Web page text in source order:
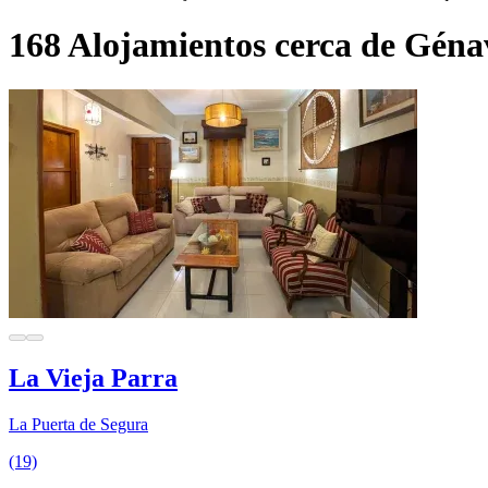
168 Alojamientos cerca de
La Vieja Parra
La Puerta de Segura
(19)